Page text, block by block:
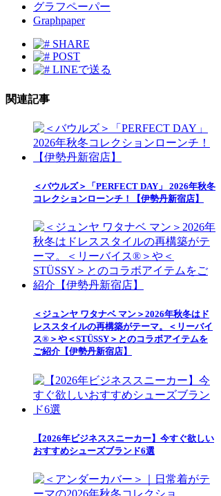
グラフペーパー
Graphpaper
SHARE
POST
LINEで送る
関連記事
＜バウルズ＞「PERFECT DAY」 2026年秋冬
コレクションローンチ！【伊勢丹新宿店】
＜ジュンヤ ワタナベ マン＞2026年秋冬はド
レススタイルの再構築がテーマ。＜リーバイ
ス®＞や＜STÜSSY＞とのコラボアイテムを
ご紹介【伊勢丹新宿店】
【2026年ビジネススニーカー】今すぐ欲しい
おすすめシューズブランド6選